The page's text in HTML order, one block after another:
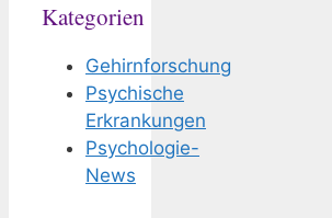
Kategorien
Gehirnforschung
Psychische
Erkrankungen
Psychologie-
News